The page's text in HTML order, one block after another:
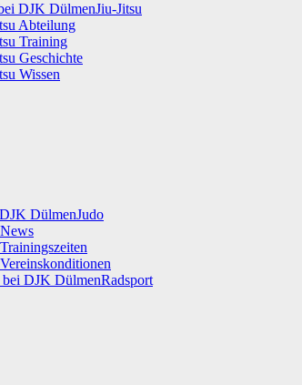
Jiu-Jitsu
Abteilung
Training
Geschichte
Wissen
Judo
Radsport